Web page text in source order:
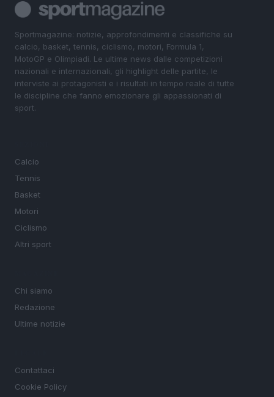
Sportmagazine: notizie, approfondimenti e classifiche su
calcio, basket, tennis, ciclismo, motori, Formula 1,
MotoGP e Olimpiadi. Le ultime news dalle competizioni
nazionali e internazionali, gli highlight delle partite, le
interviste ai protagonisti e i risultati in tempo reale di tutte
le discipline che fanno emozionare gli appassionati di
sport.
Calcio
Tennis
Basket
Motori
Ciclismo
Altri sport
Chi siamo
Redazione
Ultime notizie
Contattaci
Cookie Policy